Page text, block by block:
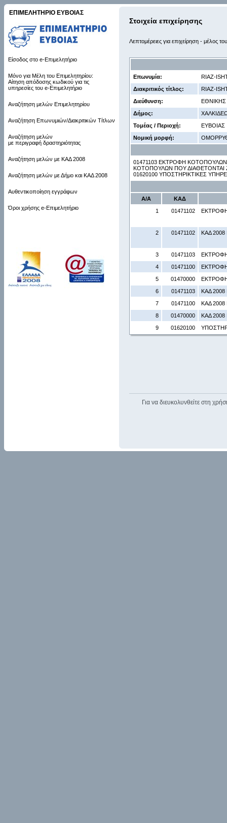
ΕΠΙΜΕΛΗΤΗΡΙΟ ΕΥΒΟΙΑΣ
Είσοδος στο e-Επιμελητήριο
Μόνο για Μέλη του Επιμελητηρίου:
Αίτηση απόδοσης κωδικού για τις
υπηρεσίες του e-Επιμελητήριο
Αναζήτηση μελών Επιμελητηρίου
Αναζήτηση Επωνυμιών/Διακριτικών Τίτλων
Αναζήτηση μελών
με περιγραφή δραστηριότητας
Αναζήτηση μελών με ΚΑΔ 2008
Αναζήτηση μελών με Δήμο και ΚΑΔ 2008
Αυθεντικοποίηση εγγράφων
Όροι χρήσης e-Επιμελητήριο
Στοιχεία επιχείρησης
Λεπτομέρειες για επιχείρηση - μέλος
Επωνυμία:
RIAZ-
Διακριτικός τίτλος:
RIAZ-
Διεύθυνση:
ΕΘΝΙΚΗΣ
Δήμος:
Τομέας / Περιοχή:
ΕΥΒΟΙΑΣ
Νομική μορφή:
01471103 ΕΚΤΡΟΦΗ
ΚΟΤΟΠΟΥΛΩΝ ΠΟΥ ΔΙΑΘΕΤΟΝΤΑΙ
01620100 ΥΠΟΣΤΗΡΙΚΤΙΚΕΣ
Α/Α
ΚΑΔ
1
01471102 ΕΚΤΡΟΦΗ
2 01471102 ΚΑΔ 2008
3 01471103
4
01471100
5
01470000
6
01471103
ΚΑΔ 2008
7
01471100
ΚΑΔ 2008
8
01470000
ΚΑΔ 2008
9
01620100
Για να διευκολυνθείτε στη